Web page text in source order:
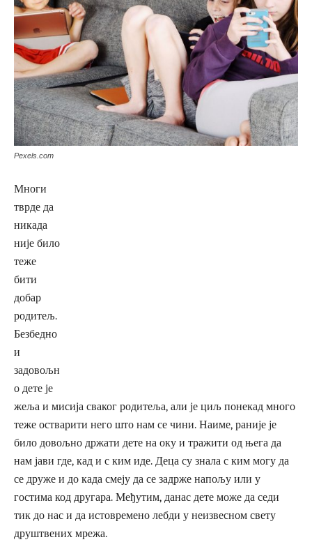
Pexels.com
Многи
тврде да
никада
није било
теже
бити
добар
родитељ.
Безбедно
и
задовољн
о дете је
жеља и мисија сваког родитеља, али је циљ понекад много
теже остварити него што нам се чини. Наиме, раније је
било довољно држати дете на оку и тражити од њега да
нам јави где, кад и с ким иде. Деца су знала с ким могу да
се друже и до када смеју да се задрже напољу или у
гостима код другара. Међутим, данас дете може да седи
тик до нас и да истовремено лебди у неизвесном свету
друштвених мрежа.